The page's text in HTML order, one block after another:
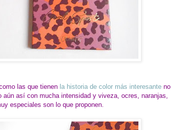
las que tienen la historia de color más interesante no
aún así con mucha intensidad y viveza, ocres, naranjas,
especiales son lo que proponen.